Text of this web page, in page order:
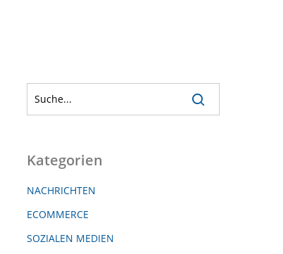
Kategorien
NACHRICHTEN
ECOMMERCE
SOZIALEN MEDIEN